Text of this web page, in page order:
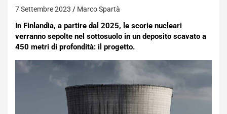
7 Settembre 2023 Marco Spartà
In Finlandia, a partire dal 2025, le scorie nucleari
verranno sepolte nel sottosuolo in un deposito scavato a
450 metri di profondità: il progetto.